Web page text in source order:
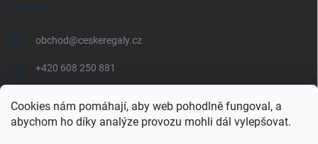
Cookies nám pomáhají, aby web pohodlně fungoval, a
abychom ho díky analýze provozu mohli dál vylepšovat.
KONTAKT
obchod@ceskeregaly.cz
+420 608 250 881